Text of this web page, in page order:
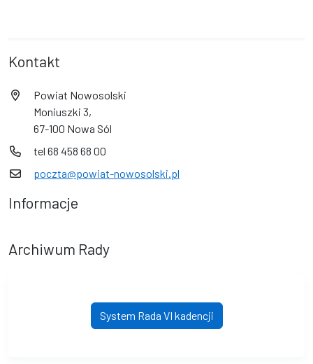
Kontakt
Powiat Nowosolski
Moniuszki 3,
67-100 Nowa Sól
tel 68 458 68 00
poczta@powiat-nowosolski.pl
Informacje
Archiwum Rady
System Rada VI kadencji